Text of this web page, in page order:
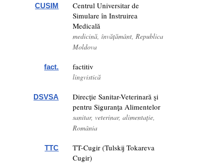
CUSIM
Centrul Universitar de
Simulare în Instruirea
Medicală
medicină, învățământ, Republica
Moldova
fact. factitiv
lingvistică
DSVSA
Direcţie Sanitar-Veterinară şi
pentru Siguranţa Alimentelor
sanitar, veterinar, alimentație,
România
TTC
TT-Cugir (Tulskij Tokareva
Cugir)